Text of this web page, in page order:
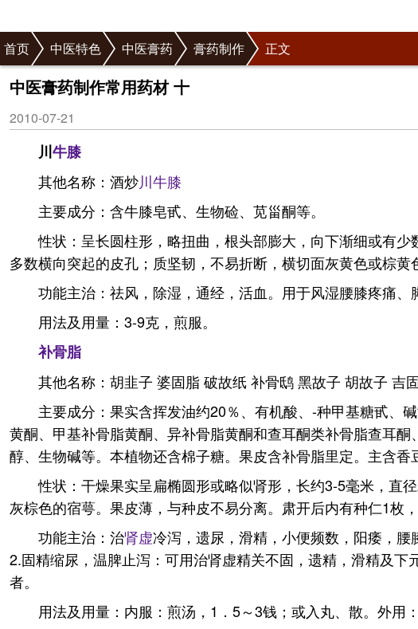
首页 中医特色 中医膏药 膏药制作 正文
中医膏药制作常用药材 十
2010-07-21
川牛膝
其他名称：酒炒川牛膝
主要成分：含牛膝皂甙、生物硷、苋甾酮等。
性状：呈长圆柱形，略扭曲，根头部膨大，向下渐细或有
多数横向突起的皮孔；质坚韧，不易折断，横切面灰黄色或棕
功能主治：祛风，除湿，通经，活血。用于风湿腰膝疼痛、
用法及用量：3-9克，煎服。
补骨脂
其他名称：胡韭子 婆固脂 破故纸 补骨鸱 黑故子 胡故子 吉
主要成分：果实含挥发油约20％、有机酸、-种甲基糖甙、
黄酮、甲基补骨脂黄酮、异补骨脂黄酮和查耳酮类补骨脂查耳
醇、生物碱等。本植物还含棉子糖。果皮含补骨脂里定。主含
性状：干燥果实呈扁椭圆形或略似肾形，长约3-5毫米，直
灰棕色的宿萼。果皮薄，与种皮不易分离。肃开后内有种仁1枚
功能主治：治肾虚冷泻，遗尿，滑精，小便频数，阳痿，腰
2.固精缩尿，温脾止泻：可用治肾虚精关不固，遗精，滑精及
者。
用法及用量：内服：煎汤，1．5～3钱；或入丸、散。外用